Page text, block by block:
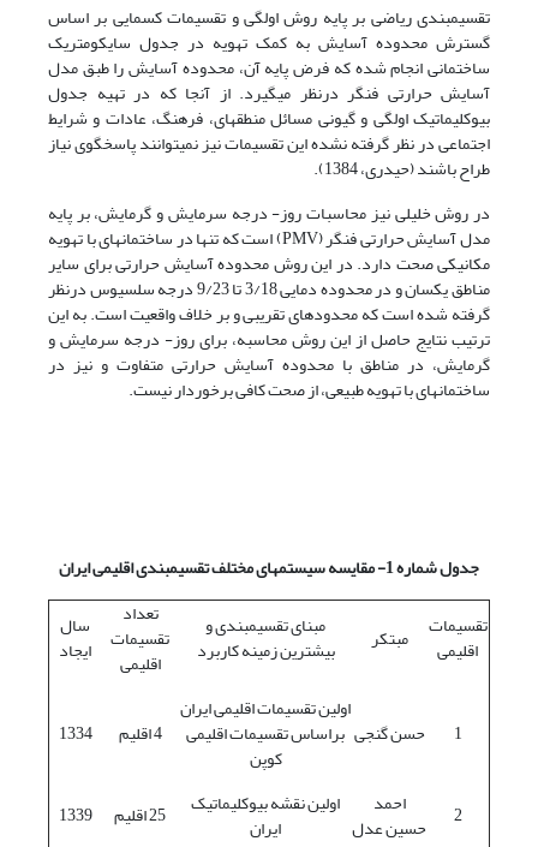
تقسیم­بندی ریاضی بر پایه روش اولگی و تقسیمات کسمایی بر اساس
گسترش محدوده آسایش به کمک تهویه در جدول سایکومتریک
ساختمانی انجام شده که فرض پایه آن، محدوده آسایش را طبق مدل
آسایش حرارتی فنگر درنظر می­گیرد. از آنجا که در تهیه جدول
بیوکلیماتیک اولگی و گیونی مسائل منطقه­ای، فرهنگ، عادات و شرایط
اجتماعی در نظر گرفته نشده این تقسیمات نیز نمی­توانند پاسخگوی نیاز
طراح باشند (حیدری، 1384).
در روش خلیلی نیز محاسبات روز- درجه سرمایش و گرمایش، بر پایه
مدل آسایش حرارتی فنگر (PMV) است که تنها در ساختمان­های با تهویه
مکانیکی صحت دارد. در این روش محدوده آسایش حرارتی برای سایر
مناطق یکسان و در محدوده دمایی 3/18 تا 9/23 درجه سلسیوس درنظر
گرفته شده است که محدوده­ای تقریبی و بر خلاف واقعیت است. به این
ترتیب نتایج حاصل از این روش محاسبه، برای روز- درجه سرمایش و
گرمایش، در مناطق با محدوده آسایش حرارتی متفاوت و نیز در
ساختمان­های با تهویه طبیعی، از صحت کافی برخوردار نیست.
جدول شماره 1- مقایسه سیستم­های مختلف تقسیم­بندی اقلیمی ایران
تقسیمات
اقلیمی مبتکر مبنای تقسیم­بندی و
بیشترین زمینه کاربرد
تعداد
تقسیمات
اقلیمی
سال
ایجاد
1 حسن گنجی
اولین تقسیمات اقلیمی ایران
براساس تقسیمات اقلیمی
کوپن
4 اقلیم 1334
2 احمد
حسین عدل
اولین نقشه بیوکلیماتیک
ایران 25 اقلیم 1339